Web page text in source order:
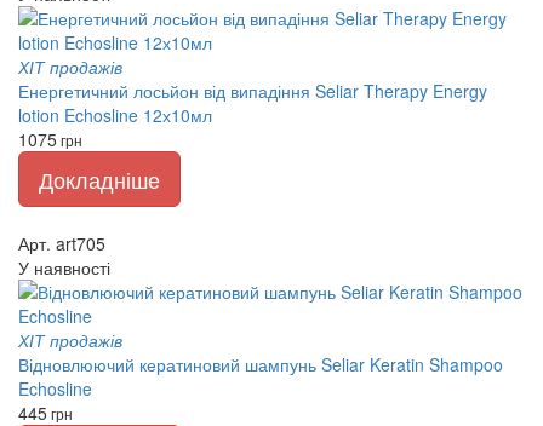
ХІТ продажів
Енергетичний лосьйон від випадіння Seliar Therapy Energy
lotion Echosline 12х10мл
1075грн
Докладніше
Арт. art705
У наявності
ХІТ продажів
Відновлюючий кератиновий шампунь Seliar Keratin Shampoo
Echosline
445грн